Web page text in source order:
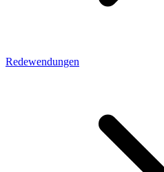
Redewendungen